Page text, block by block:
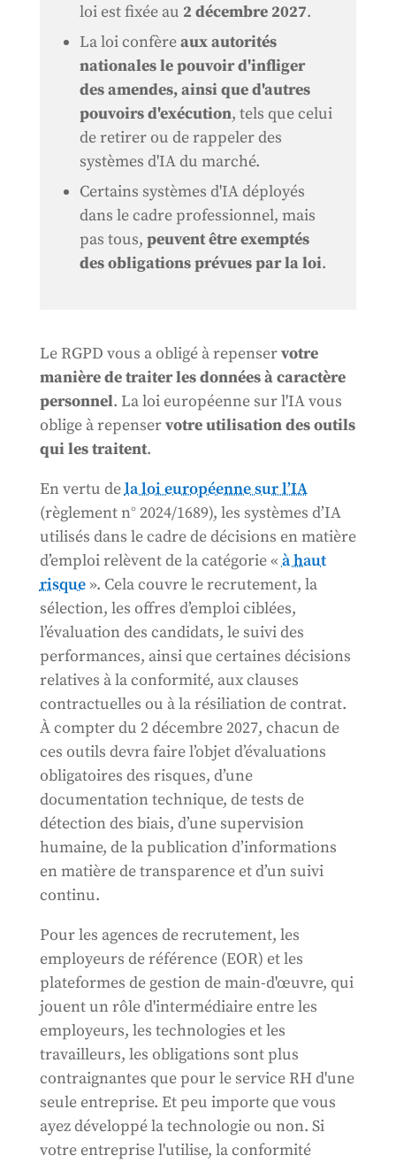
loi est fixée au 2 décembre 2027.
La loi confèreaux autorités
nationales le pouvoir d'infliger
des amendes, ainsi que d'autres
pouvoirs d'exécution, tels que celui
de retirer ou de rappeler des
systèmes d'IA du marché.
Certains systèmes d'IA déployés
dans le cadre professionnel, mais
pas tous, peuvent être exemptés
des obligations prévues par la loi.
Le RGPD vous a obligé à repenservotre
manière de traiter les données à caractère
personnel. La loi européenne sur l'IA vous
oblige à repenservotre utilisation des outils
qui les traitent.
En vertu dela loi européenne sur l’IA
(règlement n° 2024/1689), les systèmes d’IA
utilisés dans le cadre de décisions en matière
d’emploi relèvent de la catégorie «à haut
risque». Cela couvre le recrutement, la
sélection, les offres d’emploi ciblées,
l’évaluation des candidats, le suivi des
performances, ainsi que certaines décisions
relatives à la conformité, aux clauses
contractuelles ou à la résiliation de contrat.
À compter du 2 décembre 2027, chacun de
ces outils devra faire l’objet d’évaluations
obligatoires des risques, d’une
documentation technique, de tests de
détection des biais, d’une supervision
humaine, de la publication d’informations
en matière de transparence et d’un suivi
continu.
Pour les agences de recrutement, les
employeurs de référence (EOR) et les
plateformes de gestion de main-d'œuvre, qui
jouent un rôle d'intermédiaire entre les
employeurs, les technologies et les
travailleurs, les obligations sont plus
contraignantes que pour le service RH d'une
seule entreprise. Et peu importe que vous
ayez développé la technologie ou non. Si
votre entreprise l'utilise, la conformité